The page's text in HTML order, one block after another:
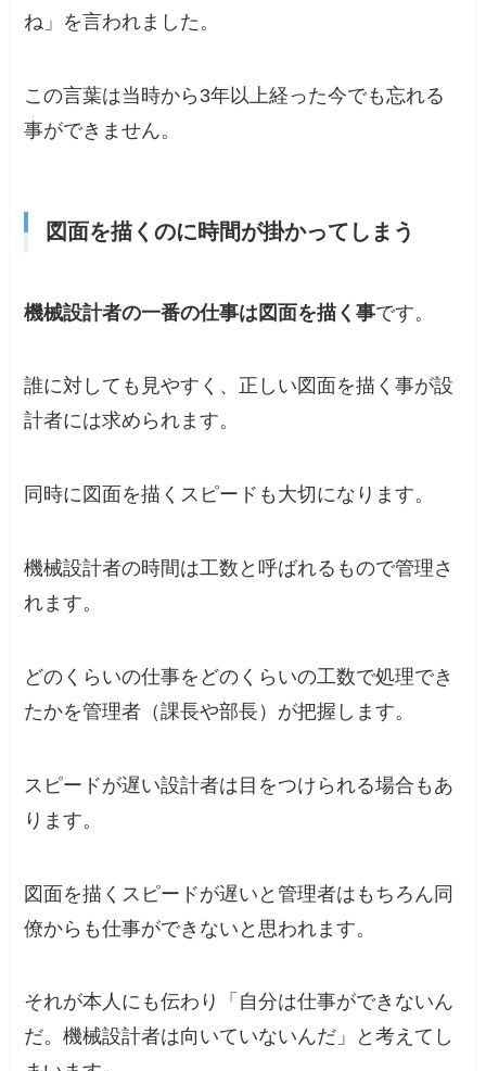
ね」を言われました。
この言葉は当時から3年以上経った今でも忘れる
事ができません。
図面を描くのに時間が掛かってしまう
機械設計者の一番の仕事は図面を描く事です。
誰に対しても見やすく、正しい図面を描く事が設
計者には求められます。
同時に 図面を描くスピードも大切 になります。
機械設計者の時間は工数と呼ばれるもので管理さ
れます。
どのくらいの仕事をどのくらいの工数で処理でき
たかを管理者（課長や部長）が把握します。
スピードが遅い設計者は目をつけられる場合もあ
ります。
図面を描くスピードが遅いと管理者はもちろん同
僚からも仕事ができないと思われます。
それが本人にも伝わり「自分は仕事ができないん
だ。機械設計者は向いていないんだ」と考えてし